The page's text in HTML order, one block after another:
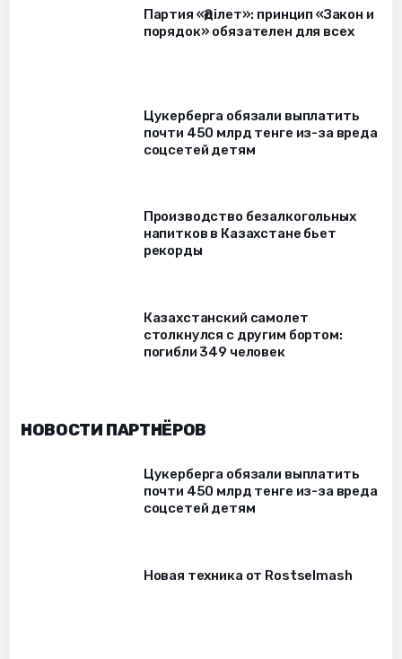
Партия «Әділет»: принцип «Закон и
порядок» обязателен для всех
Цукерберга обязали выплатить
почти 450 млрд тенге из-за вреда
соцсетей детям
Производство безалкогольных
напитков в Казахстане бьет
рекорды
Казахстанский самолет
столкнулся с другим бортом:
погибли 349 человек
НОВОСТИ ПАРТНЁРОВ
Цукерберга обязали выплатить
почти 450 млрд тенге из-за вреда
соцсетей детям
Новая техника от Rostselmash